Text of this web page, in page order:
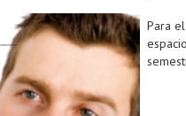
Para